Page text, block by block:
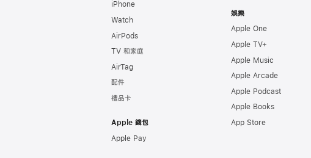
iPhone
Watch
AirPods
TV 和家庭
AirTag
配件
禮品卡
Apple 錢包
Apple Pay
娛樂
Apple One
Apple TV+
Apple Music
Apple Arcade
Apple Podcast
Apple Books
App Store